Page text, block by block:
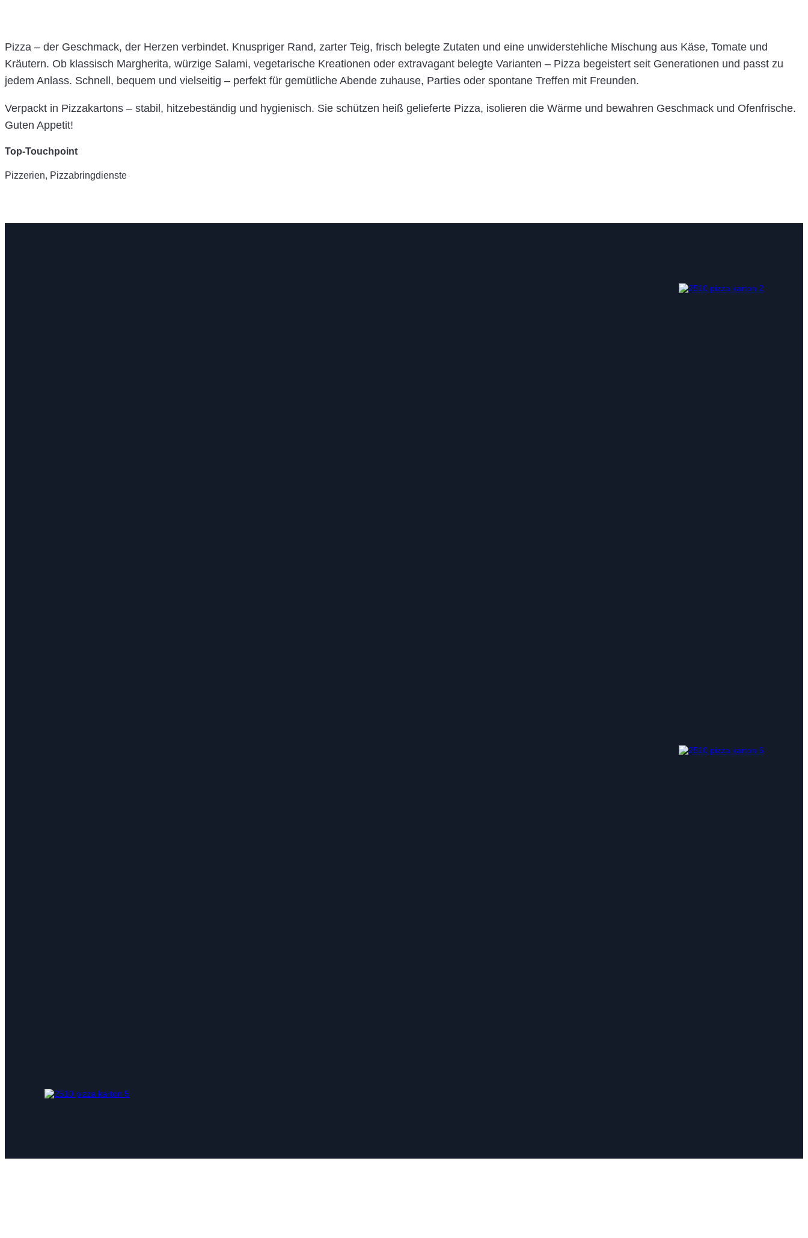
Pizza – der Geschmack, der Herzen verbindet. Knuspriger Rand, zarter Teig, frisch belegte Zutaten und eine unwiderstehliche Mischung aus Käse, Tomate und
Kräutern. Ob klassisch Margherita, würzige Salami, vegetarische Kreationen oder extravagant belegte Varianten – Pizza begeistert seit Generationen und passt zu
jedem Anlass. Schnell, bequem und vielseitig – perfekt für gemütliche Abende zuhause, Parties oder spontane Treffen mit Freunden.
Verpackt in Pizzakartons – stabil, hitzebeständig und hygienisch. Sie schützen heiß gelieferte Pizza, isolieren die Wärme und bewahren Geschmack und Ofenfrische.
Guten Appetit!
Top-Touchpoint
Pizzerien, Pizzabringdienste